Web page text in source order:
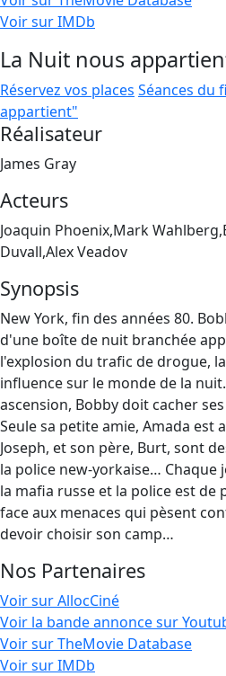
Voir sur IMDb
La Nuit nous
Réservez vos places Séances du
appartient"
Réalisateur
James Gray
Acteurs
Joaquin Phoenix,Mark
Duvall,Alex Veadov
Synopsis
New York, fin des années 80.
d'une boîte de nuit branchée
l'explosion du trafic de drogue,
influence sur le monde de la
ascension, Bobby doit cacher
Seule sa petite amie, Amada est
Joseph, et son père, Burt, sont
la police new-yorkaise…
la mafia russe et la police est de
face aux menaces qui pèsent
devoir choisir son camp…
Nos Partenaires
Voir sur AllocCiné
Voir la bande annonce sur
Voir sur TheMovie Database
Voir sur IMDb